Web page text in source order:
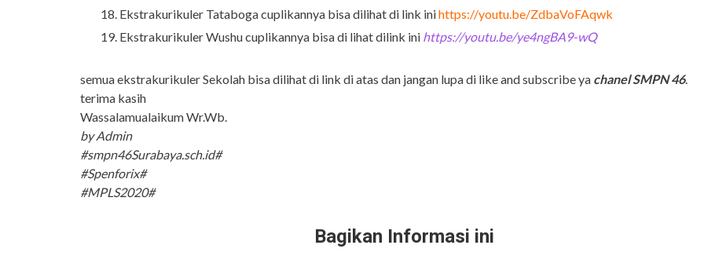
Ekstrakurikuler Tataboga cuplikannya bisa dilihat di link inihttps://youtu.be/ZdbaVoFAqwk
Ekstrakurikuler Wushu cuplikannya bisa di lihat dilink ini https://youtu.be/ye4ngBA9-wQ
semua ekstrakurikuler Sekolah bisa dilihat di link di atas dan jangan lupa di like and subscribe ya chanel SMPN 46.
terima kasih
Wassalamualaikum Wr.Wb.
by Admin
#smpn46Surabaya.sch.id#
#Spenforix#
#MPLS2020#
Bagikan Informasi ini